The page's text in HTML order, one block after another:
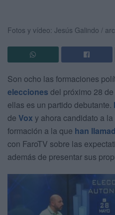
Fotos y vídeo: Jesús Galindo /
Son ocho las formaciones
elecciones del próximo 28
ellas es un partido debutante.
de Vox y ahora candidato a
formación a la que han
con FaroTV sobre las
además de presentar sus